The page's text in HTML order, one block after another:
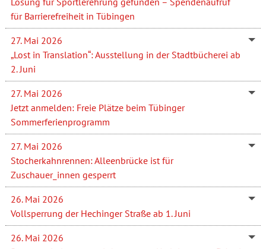
für Barrierefreiheit in Tübingen
27. Mai 2026
„Lost in Translation“: Ausstellung in der Stadtbücherei ab
2. Juni
27. Mai 2026
Jetzt anmelden: Freie Plätze beim Tübinger
Sommerferienprogramm
27. Mai 2026
Stocherkahnrennen: Alleenbrücke ist für
Zuschauer_innen gesperrt
26. Mai 2026
Vollsperrung der Hechinger Straße ab 1. Juni
26. Mai 2026